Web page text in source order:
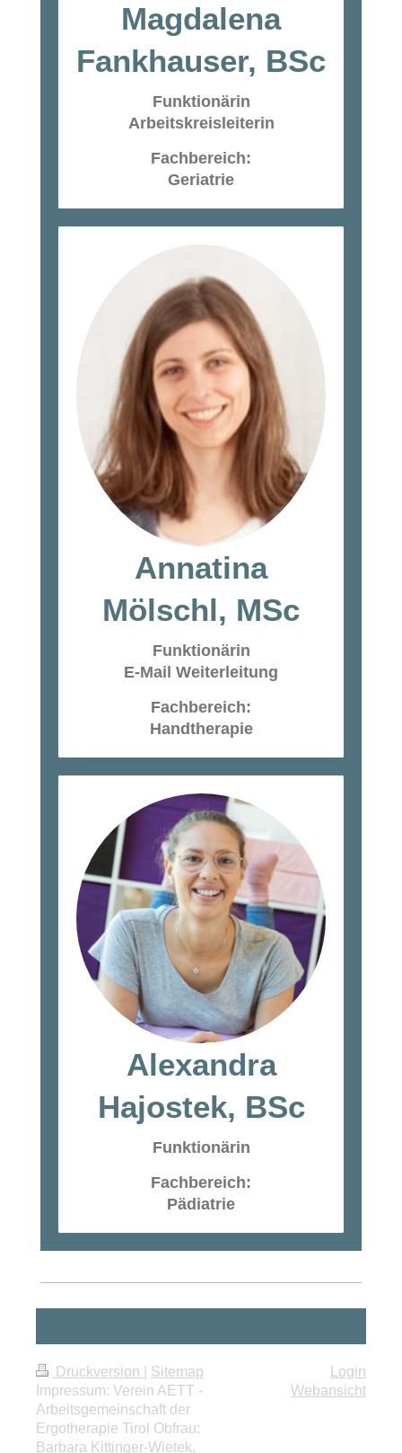
Magdalena
Fankhauser, BSc
Funktionärin
Arbeitskreisleiterin
Fachbereich:
Geriatrie
Annatina
Mölschl, MSc
Funktionärin
E-Mail Weiterleitung
Fachbereich:
Handtherapie
Alexandra
Hajostek, BSc
Funktionärin
Fachbereich:
Pädiatrie
Druckversion
Sitemap
Impressum: Verein AETT -
Arbeitsgemeinschaft der
Ergotherapie Tirol Obfrau:
Barbara Kittinger-Wietek,
Login
Webansicht